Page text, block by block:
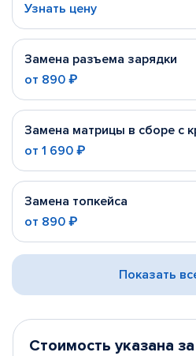
Узнать цену
Замена разъема зарядки
от 890 ₽
Замена матрицы в сборе с
от 1 690 ₽
Замена топкейса
от 890 ₽
Показать
Стоимость указана